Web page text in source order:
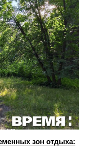
зон отдыха: